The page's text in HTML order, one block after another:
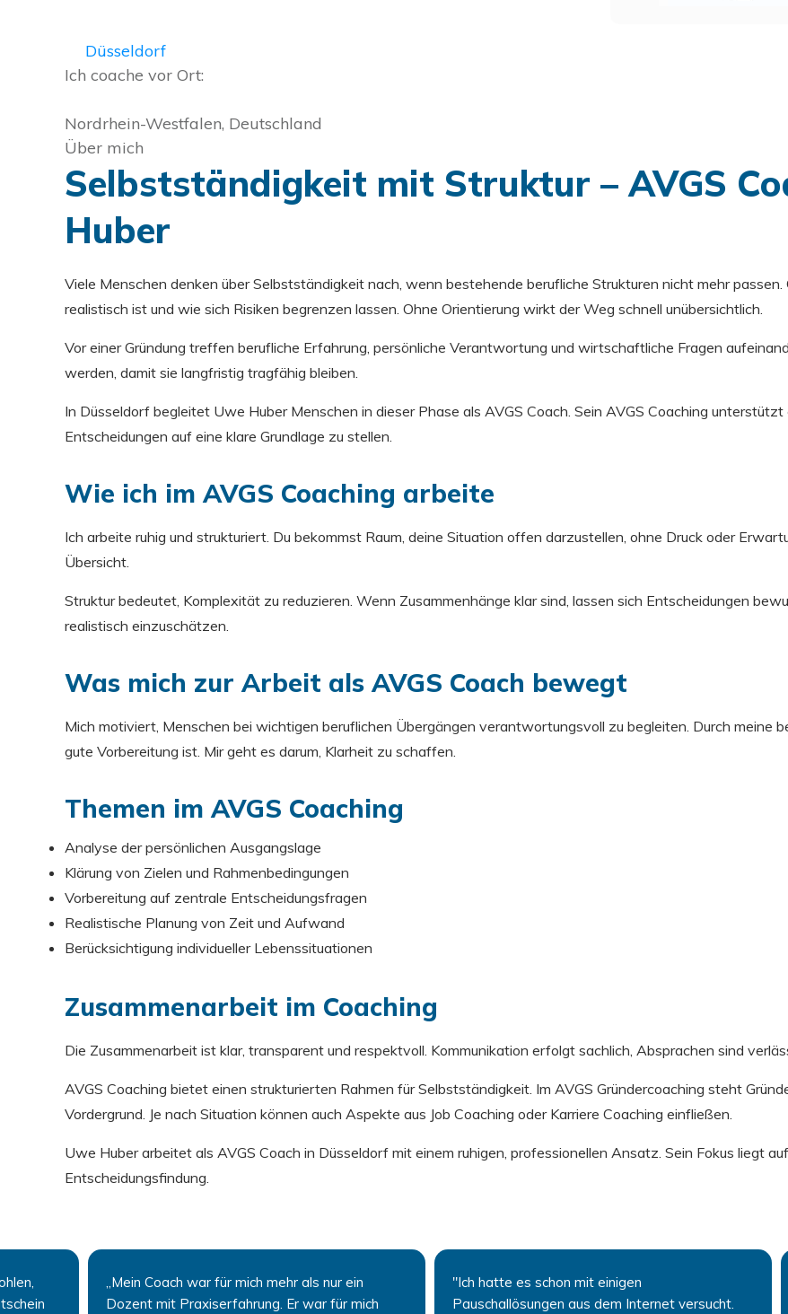
Düsseldorf
Ich coache vor Ort:
Nordrhein-Westfalen, Deutschland
Über mich
Selbstständigkeit mit Struktur – AVGS
Huber
Viele Menschen denken über Selbstständigkeit nach, wenn bestehende berufliche Strukturen nicht mehr
realistisch ist und wie sich Risiken begrenzen lassen. Ohne Orientierung wirkt der Weg schnell unübersichtlich.
Vor einer Gründung treffen berufliche Erfahrung, persönliche Verantwortung und wirtschaftliche Fragen
werden, damit sie langfristig tragfähig bleiben.
In Düsseldorf begleitet Uwe Huber Menschen in dieser Phase als AVGS Coach. Sein AVGS Coaching
Entscheidungen auf eine klare Grundlage zu stellen.
Wie ich im AVGS Coaching arbeite
Ich arbeite ruhig und strukturiert. Du bekommst Raum, deine Situation offen darzustellen, ohne Druck oder
Übersicht.
Struktur bedeutet, Komplexität zu reduzieren. Wenn Zusammenhänge klar sind, lassen sich Entscheidungen
realistisch einzuschätzen.
Was mich zur Arbeit als AVGS Coach bewegt
Mich motiviert, Menschen bei wichtigen beruflichen Übergängen verantwortungsvoll zu begleiten. Durch meine
gute Vorbereitung ist. Mir geht es darum, Klarheit zu schaffen.
Themen im AVGS Coaching
Analyse der persönlichen Ausgangslage
Klärung von Zielen und Rahmenbedingungen
Vorbereitung auf zentrale Entscheidungsfragen
Realistische Planung von Zeit und Aufwand
Berücksichtigung individueller Lebenssituationen
Zusammenarbeit im Coaching
Die Zusammenarbeit ist klar, transparent und respektvoll. Kommunikation erfolgt sachlich, Absprachen sind
AVGS Coaching bietet einen strukturierten Rahmen für Selbstständigkeit. Im AVGS Gründercoaching steht
Vordergrund. Je nach Situation können auch Aspekte aus Job Coaching oder Karriere Coaching einfließen.
Uwe Huber arbeitet als AVGS Coach in Düsseldorf mit einem ruhigen, professionellen Ansatz. Sein Fokus liegt
Entscheidungsfindung.
„Mein Coach war für mich mehr als nur ein
Dozent mit Praxiserfahrung. Er war für mich
"Ich hatte es schon mit einigen
Pauschallösungen aus dem Internet versucht.